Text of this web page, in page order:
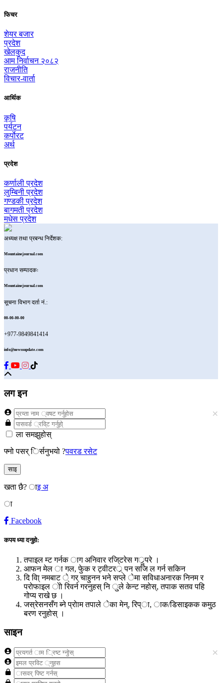
फिचर
शेयर बजार
प्रदेश
खेलकुद
आम निर्वाचन २०८२
राजनीति
विचार-वार्ता
आर्थिक
कृषि
पर्यटन
कर्पाेरट
अर्थ
प्रदेश
कर्णाली प्रदेश
लुम्बिनी प्रदेश
गण्डकी प्रदेश
बागमती प्रदेश
मधेस प्रदेश
अध्यक्ष तथा प्रबन्ध निर्देशक:
Mountainejournal.com
प्रधान सम्पादकः
Mountainejournal.com
सूचना विभाग दर्ता नं.:
00-00-00-00
+977-9849841414
info@newssupdate.com
लग इन
×
ला समझुहोस्
फ्नो पसर् िर्सनुभयो ?पवरड रसेट
साइ
खता छै?ाइ अ
ा
Facebook
कपय ध्या दनुहो:
तपाइल म्ट गर्नक ाग अनिवार रजि्टरेस गर्ुपरे ।
आफन मेल ा गल, फेुक र ट्वीटरर्् पन सजि ल गर्न सकिन
दि वा्ि नमबाट े् गर् चाहुनन भने सप्ले ेमा सविधाअनारक निनम र
परोफाइल ोो रिवर्न गरनुहस् नि ु्ले केन्ट नहोस्, तपाक सतव पहि
गोप्य राखे छ ।
जस्रेसनसँग ब्ने प्रोाम तपाले ेका मेन्, रिप्ा, ाक/डिसाइकक कमु्ठ
बरण रनुहोस् ।
साइन
×